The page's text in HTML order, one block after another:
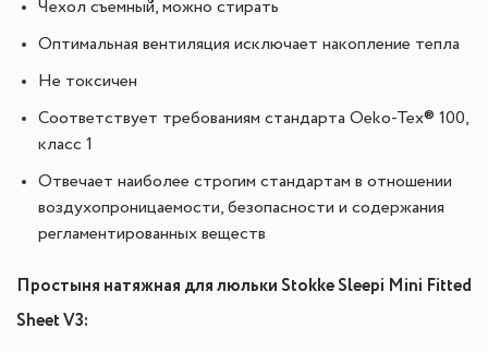
Чехол съемный, можно стирать
Оптимальная вентиляция исключает накопление тепла
Не токсичен
Соответствует требованиям стандарта Oeko-Tex® 100,
класс 1
Отвечает наиболее строгим стандартам в отношении
воздухопроницаемости, безопасности и содержания
регламентированных веществ
Простыня натяжная для люльки Stokke Sleepi Mini Fitted
Sheet V3: